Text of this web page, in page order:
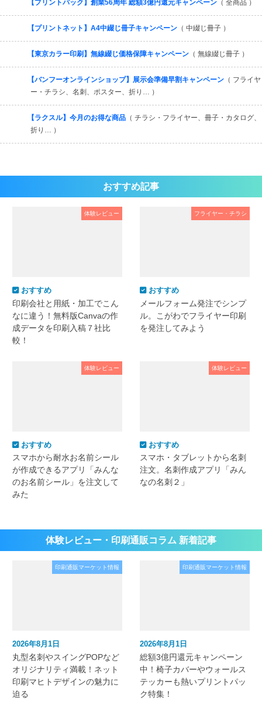
【プリントパック】創業56周年 総額3億円還元キャンペーン （ 全商品 ）
【プリントネット】A4中綴じ冊子キャンペーン （ 中綴じ冊子 ）
【東京カラー印刷】無線綴じ価格保障キャンペーン （ 無線綴じ冊子 ）
【バンフーオンラインショップ】展示会準備早割キャンペーン （ フライヤ
ー・チラシ、名刺、ポスター、折り… ）
【ラクスル】今月のお得な商品 （ チラシ・フライヤー、冊子・カタログ、
折り… ）
おすすめ記事
体験レビュー
おすすめ
印刷会社と用紙・加工でこん
なに違う！無料版Canvaの作
成データを印刷入稿７社比
較！
フライヤー・チラシ
おすすめ
メールフォーム発注でシンプ
ル。こがわでフライヤー印刷
を発注してみよう
体験レビュー
おすすめ
スマホから耐水お名前シール
が作成できるアプリ「みんな
のお名前シール」を注文して
みた
体験レビュー
おすすめ
スマホ・タブレットから名刺
注文。名刺作成アプリ「みん
なの名刺２」
体験レビュー・印刷通販コラム 新着記事
印刷通販マーケット情報
2026年8月1日
丸型名刺やスイングPOPなど
オリジナリティ満載！ネット
印刷マヒトデザインの魅力に
迫る
印刷通販マーケット情報
2026年8月1日
総額3億円還元キャンペーン
中！椅子カバーやウォールス
テッカーも熱いプリントパッ
ク特集！